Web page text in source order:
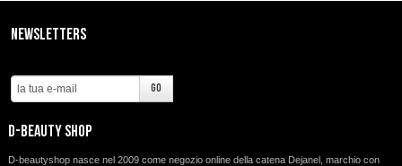
Newsletters
d-beauty shop
D-beautyshop nasce nel 2009 come negozio online della catena Dejanel, marchio con